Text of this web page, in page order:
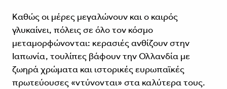
Καθώς οι μέρες μεγαλώνουν και ο καιρός
γλυκαίνει, πόλεις σε όλο τον κόσμο
μεταμορφώνονται: κερασιές ανθίζουν στην
Ιαπωνία, τουλίπες βάφουν την Ολλανδία με
ζωηρά χρώματα και ιστορικές ευρωπαϊκές
πρωτεύουσες «ντύνονται» στα καλύτερα τους.